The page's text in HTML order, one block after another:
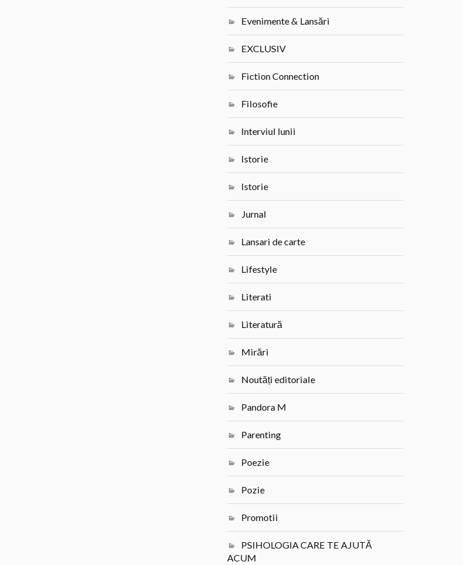
Evenimente & Lansări
EXCLUSIV
Fiction Connection
Filosofie
Interviul lunii
Istorie
Istorie
Jurnal
Lansari de carte
Lifestyle
Literati
Literatură
Mirări
Noutăți editoriale
Pandora M
Parenting
Poezie
Pozie
Promotii
PSIHOLOGIA CARE TE AJUTĂ
ACUM